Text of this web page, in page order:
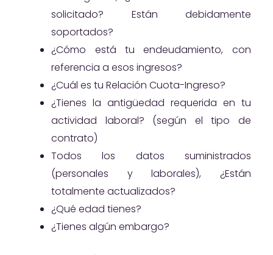
solicitado? Están debidamente
soportados?
¿Cómo está tu endeudamiento, con
referencia a esos ingresos?
¿Cuál es tu Relación Cuota-Ingreso?
¿Tienes la antigüedad requerida en tu
actividad laboral? (según el tipo de
contrato)
Todos los datos suministrados
(personales y laborales), ¿Están
totalmente actualizados?
¿Qué edad tienes?
¿Tienes algún embargo?